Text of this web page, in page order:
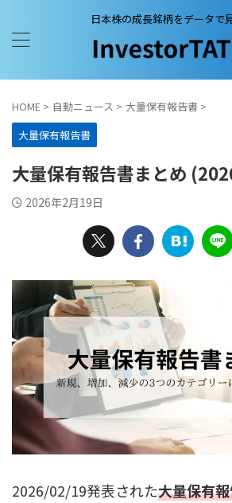
日本株の成長銘柄をデータで
HOME > 自動ニュース > 大量保有報告書 >
大量保有報告書
大量保有報告書まとめ
2026年2月19日
2026/02/19発表された大量保有